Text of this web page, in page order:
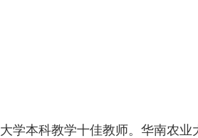
学本科教学十佳教师。 华南农业